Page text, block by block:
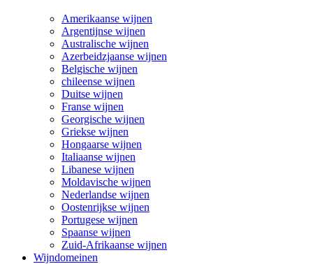
Amerikaanse wijnen
Argentijnse wijnen
Australische wijnen
Azerbeidzjaanse wijnen
Belgische wijnen
chileense wijnen
Duitse wijnen
Franse wijnen
Georgische wijnen
Griekse wijnen
Hongaarse wijnen
Italiaanse wijnen
Libanese wijnen
Moldavische wijnen
Nederlandse wijnen
Oostenrijkse wijnen
Portugese wijnen
Spaanse wijnen
Zuid-Afrikaanse wijnen
Wijndomeinen